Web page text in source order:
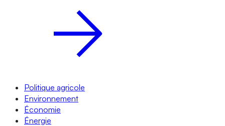
Politique agricole
Environnement
Économie
Énergie